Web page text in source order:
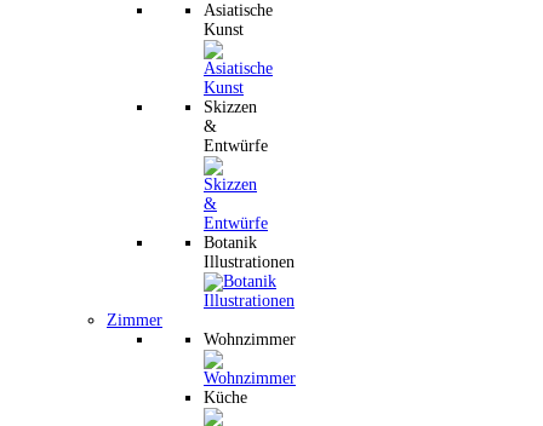
Asiatische
Kunst
Skizzen
&
Entwürfe
Botanik
Illustrationen
Zimmer
Wohnzimmer
Küche